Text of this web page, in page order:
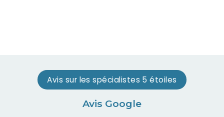
Avis sur les spécialistes 5 étoiles
Avis Google